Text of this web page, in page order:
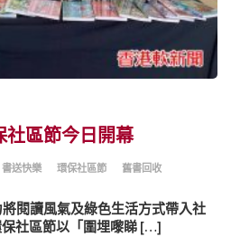
社區節今日開幕
書送快樂 環保社區節
舊書回收
閱讀風氣及綠色生活方式帶入社
社區節以「圍埋嚟睇 […]